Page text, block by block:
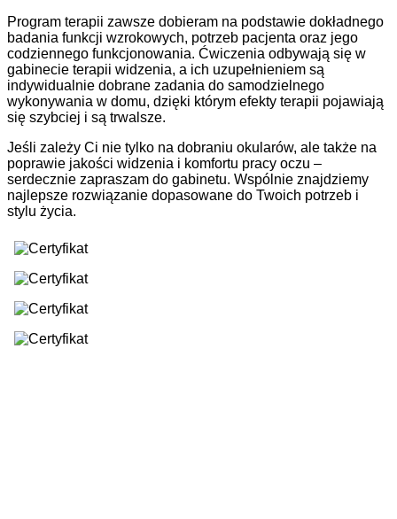
Program terapii zawsze dobieram na podstawie dokładnego
badania funkcji wzrokowych, potrzeb pacjenta oraz jego
codziennego funkcjonowania. Ćwiczenia odbywają się w
gabinecie terapii widzenia, a ich uzupełnieniem są
indywidualnie dobrane zadania do samodzielnego
wykonywania w domu, dzięki którym efekty terapii pojawiają
się szybciej i są trwalsze.
Jeśli zależy Ci nie tylko na dobraniu okularów, ale także na
poprawie jakości widzenia i komfortu pracy oczu –
serdecznie zapraszam do gabinetu. Wspólnie znajdziemy
najlepsze rozwiązanie dopasowane do Twoich potrzeb i
stylu życia.